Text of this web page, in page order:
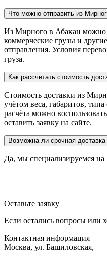
Что можно отправить из
Из Мирного в Абакан можно
коммерческие грузы и
отправления. Условия
груза.
Как рассчитать стоимость
Стоимость доставки из
учётом веса, габаритов,
расчёта можно
оставить заявку на сайте.
Возможна ли срочная
Да, мы специализируемся на
Оставьте заявку
Если остались вопросы или
Контактная информация
Москва, ул. Башиловская,